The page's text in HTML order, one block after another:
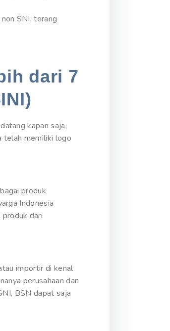
SNI, terang
dari 7
kapan saja,
telah memiliki logo
produk
Indonesia
produk dari
importir di kenal
perusahaan dan
BSN dapat saja